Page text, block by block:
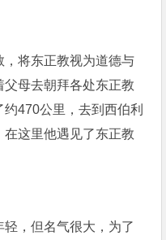
将东正教视为道德与
母去朝拜各处东正教
470公里，去到西伯利
这里他遇见了东正教
，但名气很大，为了